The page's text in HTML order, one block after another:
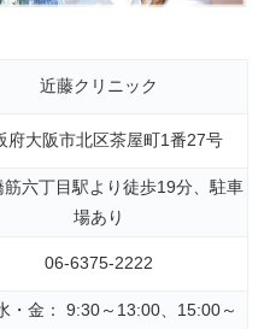
近藤クリニック
府大阪市北区茶屋町1番27号
筋六丁目駅より徒歩19分、駐車
場あり
06-6375-2222
・金： 9:30～13:00、15:00～